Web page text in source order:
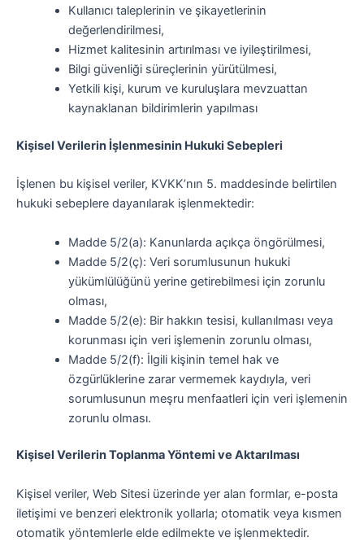
Kullanıcı taleplerinin ve şikayetlerinin
değerlendirilmesi,
Hizmet kalitesinin artırılması ve iyileştirilmesi,
Bilgi güvenliği süreçlerinin yürütülmesi,
Yetkili kişi, kurum ve kuruluşlara mevzuattan
kaynaklanan bildirimlerin yapılması
Kişisel Verilerin İşlenmesinin Hukuki Sebepleri
İşlenen bu kişisel veriler, KVKK’nın 5. maddesinde belirtilen
hukuki sebeplere dayanılarak işlenmektedir:
Madde 5/2(a): Kanunlarda açıkça öngörülmesi,
Madde 5/2(ç): Veri sorumlusunun hukuki
yükümlülüğünü yerine getirebilmesi için zorunlu
olması,
Madde 5/2(e): Bir hakkın tesisi, kullanılması veya
korunması için veri işlemenin zorunlu olması,
Madde 5/2(f): İlgili kişinin temel hak ve
özgürlüklerine zarar vermemek kaydıyla, veri
sorumlusunun meşru menfaatleri için veri işlemenin
zorunlu olması.
Kişisel Verilerin Toplanma Yöntemi ve Aktarılması
Kişisel veriler, Web Sitesi üzerinde yer alan formlar, e-posta
iletişimi ve benzeri elektronik yollarla; otomatik veya kısmen
otomatik yöntemlerle elde edilmekte ve işlenmektedir.